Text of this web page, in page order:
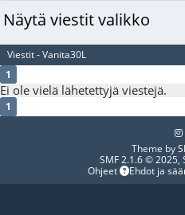
Näytä viestit valikko
Viestit - Vanita30L
1
Ei ole vielä lähetettyjä viestejä.
1
Theme by
SMF 2.1.6 © 2025,
Ohjeet
Ehdot ja